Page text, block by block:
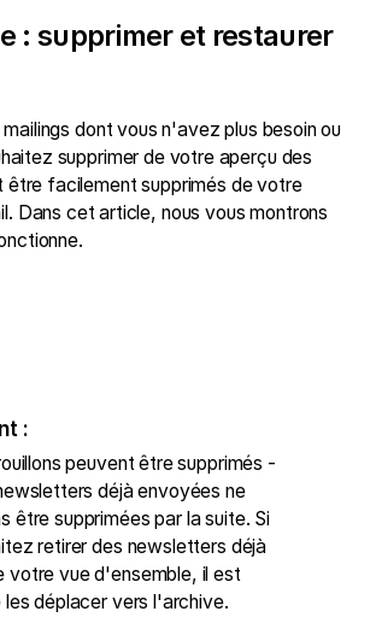
: supprimer et restaurer
supprimer de votre aperçu des
être facilement supprimés de votre
Dans cet article, nous vous montrons
:
peuvent être supprimés -
déjà envoyées ne
être supprimées par la suite. Si
retirer des newsletters déjà
votre vue d'ensemble, il est
les déplacer vers l'archive.